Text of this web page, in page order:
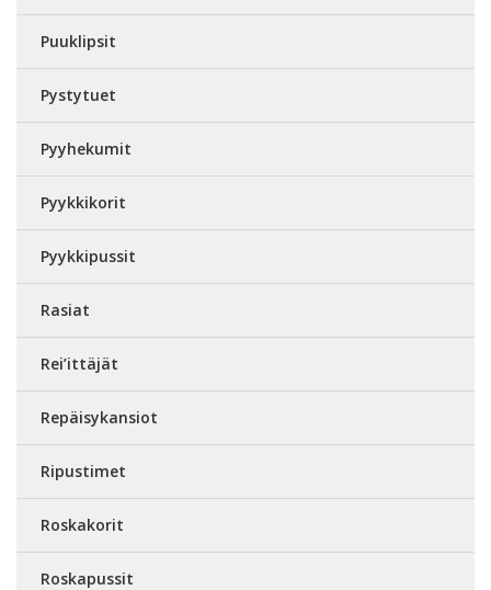
Puuklipsit
Pystytuet
Pyyhekumit
Pyykkikorit
Pyykkipussit
Rasiat
Rei’ittäjät
Repäisykansiot
Ripustimet
Roskakorit
Roskapussit